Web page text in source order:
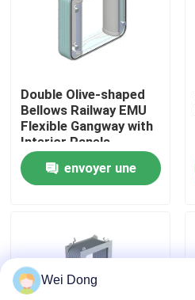
Contrôle de la qualité
Nous contacter
Nouvelles
Le blog
Demandez un devis
Double Olive-shaped
Bellows Railway EMU
Flexible Gangway with
Interior Panels
envoyer une
Wei Dong